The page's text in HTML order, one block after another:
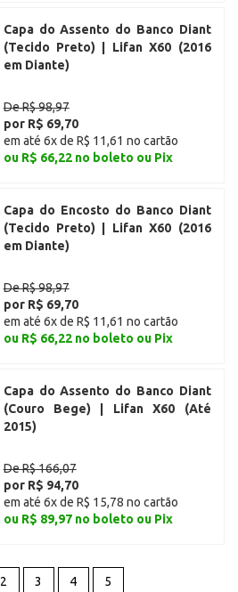
Capa do Assento do Banco Diant
(Tecido Preto) | Lifan X60 (2016
em Diante)
De R$ 98,97
por R$ 69,70
em até 6x de R$ 11,61 no cartão
ou R$ 66,22 no boleto ou Pix
Capa do Encosto do Banco Diant
(Tecido Preto) | Lifan X60 (2016
em Diante)
De R$ 98,97
por R$ 69,70
em até 6x de R$ 11,61 no cartão
ou R$ 66,22 no boleto ou Pix
Capa do Assento do Banco Diant
(Couro Bege) | Lifan X60 (Até
2015)
De R$ 166,07
por R$ 94,70
em até 6x de R$ 15,78 no cartão
ou R$ 89,97 no boleto ou Pix
2 3 4 5